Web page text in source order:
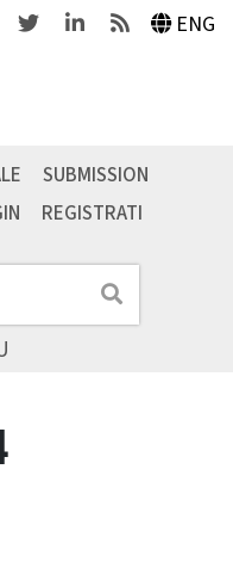
TwitterLinkedinFeeds ENG
Cerca
SUBMISSION
REGISTRATI